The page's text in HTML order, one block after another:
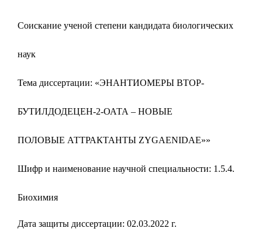
Соискание ученой степени кандидата биологических
наук
Тема диссертации: «ЭНАНТИОМЕРЫ ВТОР-
БУТИЛДОДЕЦЕН-2-ОАТА – НОВЫЕ
ПОЛОВЫЕ АТТРАКТАНТЫ ZYGAENIDAE»»
Шифр и наименование научной специальности: 1.5.4.
Биохимия
Дата защиты диссертации: 02.03.2022 г.